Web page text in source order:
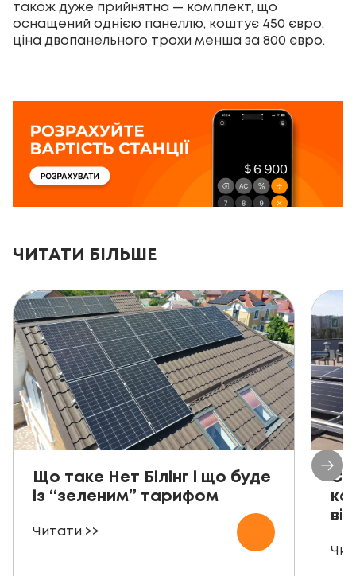
також дуже прийнятна — комплект, що
оснащений однією панеллю, коштує 450 євро,
ціна двопанельного трохи менша за 800 євро.
ЧИТАТИ БІЛЬШЕ
Що таке Нет Білінг і що буде
із “зеленим” тарифом
Читати >>